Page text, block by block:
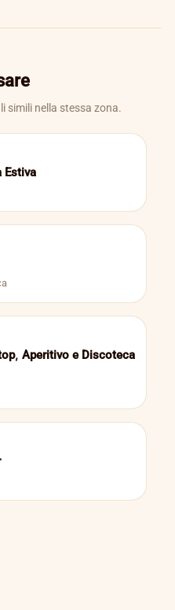
simili nella stessa zona.
Estiva
Aperitivo e Discoteca